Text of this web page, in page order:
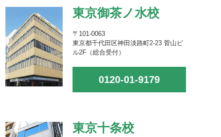
東京御茶ノ水校
〒101-0063
東京都千代田区神田淡路町2-23 菅山ビ
ル2F（総合受付）
0120-01-9179
東京十条校